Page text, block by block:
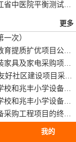
系统项目中标(成交)结果公告
更多
次）
质扩优项目公开招标
）中标单位商务标作为附件上传的公告
采购更正公告（第一次）
置项目公开招标[澄清公告]
设备购置项目公开招标
工程项目的终止公告
更正公告（第一次）
我的